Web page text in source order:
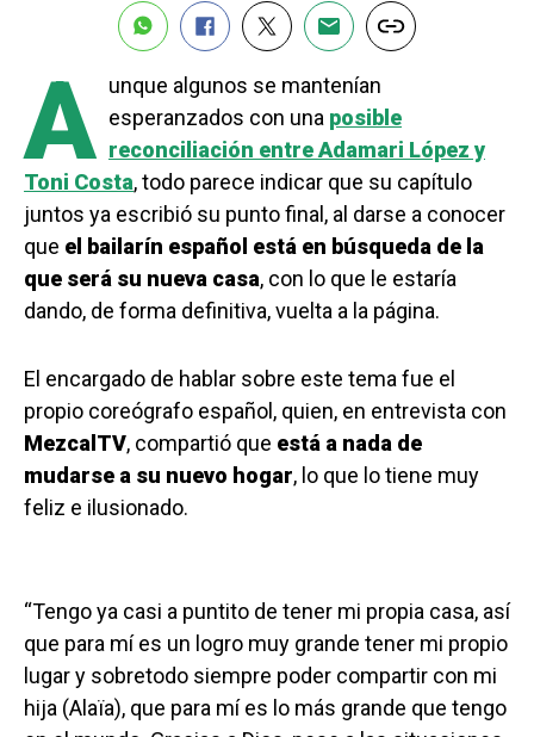
A unque algunos se mantenían
esperanzados con una posible
reconciliación entre Adamari López y
Toni Costa, todo parece indicar que su capítulo
juntos ya escribió su punto final, al darse a conocer
que el bailarín español está en búsqueda de la
que será su nueva casa, con lo que le estaría
dando, de forma definitiva, vuelta a la página.
El encargado de hablar sobre este tema fue el
propio coreógrafo español, quien, en entrevista con
MezcalTV, compartió que está a nada de
mudarse a su nuevo hogar, lo que lo tiene muy
feliz e ilusionado.
“Tengo ya casi a puntito de tener mi propia casa, así
que para mí es un logro muy grande tener mi propio
lugar y sobretodo siempre poder compartir con mi
hija (Alaïa), que para mí es lo más grande que tengo